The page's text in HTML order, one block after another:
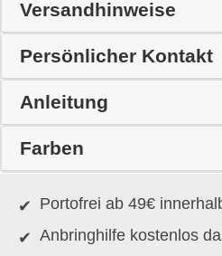
Versandhinweise
Persönlicher Kontakt
Anleitung
Farben
Portofrei ab 49€
Anbringhilfe kostenlos